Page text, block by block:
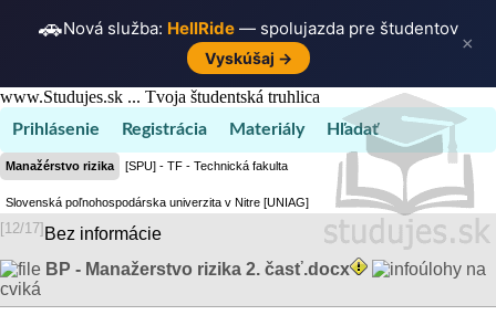
🚗Nová služba: HellRide— spolujazda pre študentov
Vyskúšaj →
×
www.Studujes.sk ... Tvoja študentská truhlica
Prihlásenie Registrácia Materiály Hľadať
Manažérstvo rizika [SPU] - TF - Technická fakulta
Slovenská poľnohospodárska univerzita v Nitre [UNIAG]
[12/17] Bez informácie
BP - Manažerstvo rizika 2. časť.docx
úlohy na
cviká